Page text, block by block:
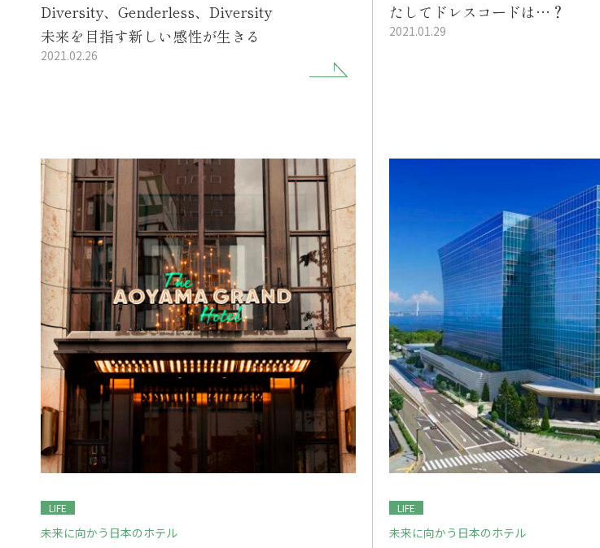
Diversity、Genderless、Diversity
未来を目指す新しい感性が生きる
2021.02.26
たしてドレスコードは…？
2021.01.29
LIFE
未来に向かう日本のホテル
LIFE
未来に向かう日本のホテル